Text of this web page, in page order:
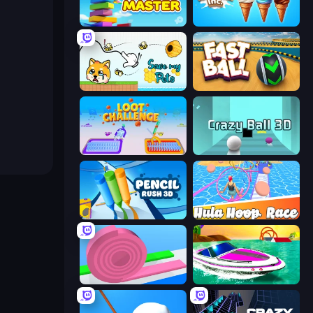
Slice Master Ice Cream Inc.
Save My Pets Fast Ball Jump
Loot Challenge Crazy Ball 3D
Pencil Rush Hula Hoop Race
Layers Roll Jet Boat Racing